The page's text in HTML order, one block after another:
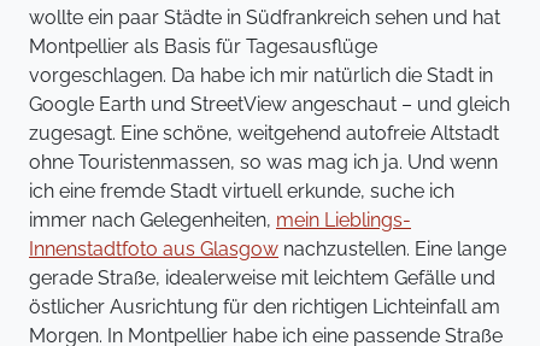
wollte ein paar Städte in Südfrankreich sehen und hat
Montpellier als Basis für Tagesausflüge
vorgeschlagen. Da habe ich mir natürlich die Stadt in
Google Earth und StreetView angeschaut – und gleich
zugesagt. Eine schöne, weitgehend autofreie Altstadt
ohne Touristenmassen, so was mag ich ja. Und wenn
ich eine fremde Stadt virtuell erkunde, suche ich
immer nach Gelegenheiten, mein Lieblings-
Innenstadtfoto aus Glasgow nachzustellen. Eine lange
gerade Straße, idealerweise mit leichtem Gefälle und
östlicher Ausrichtung für den richtigen Lichteinfall am
Morgen. In Montpellier habe ich eine passende Straße